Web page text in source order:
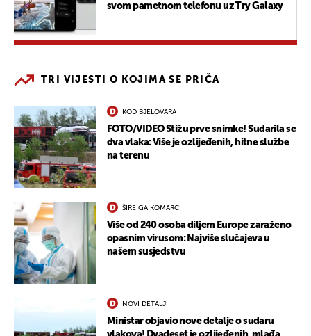
svom pametnom telefonu uz Try Galaxy
TRI VIJESTI O KOJIMA SE PRIČA
KOD BJELOVARA
FOTO/VIDEO Stižu prve snimke! Sudarila se
dva vlaka: Više je ozlijeđenih, hitne službe
na terenu
ŠIRE GA KOMARCI
Više od 240 osoba diljem Europe zaraženo
opasnim virusom: Najviše slučajeva u
našem susjedstvu
NOVI DETALJI
Ministar objavio nove detalje o sudaru